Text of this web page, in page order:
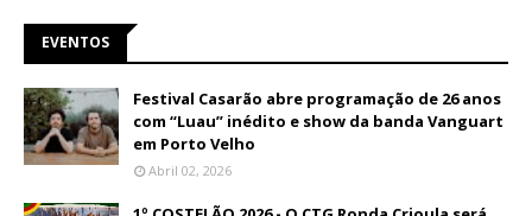
EVENTOS
Festival Casarão abre programação de 26 anos
com “Luau” inédito e show da banda Vanguart
em Porto Velho
Abril 02, 2026